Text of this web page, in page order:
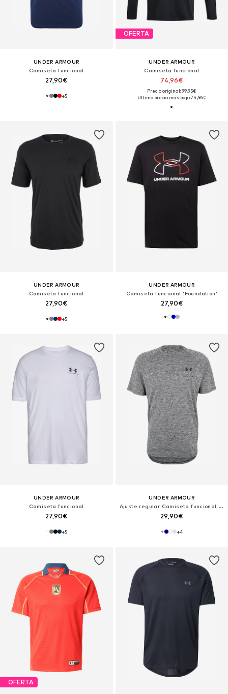
UNDER ARMOUR
Camiseta funcional
27,90€
+5
OFERTA
UNDER ARMOUR
Camiseta funcional
74,96€
Precio original: 99,95€
Último precio más bajo:74,96€
UNDER ARMOUR
Camiseta funcional
27,90€
+5
UNDER ARMOUR
Camiseta funcional 'Foundation'
27,90€
UNDER ARMOUR
Camiseta funcional
27,90€
+5
UNDER ARMOUR
Ajuste regular Camiseta funcional 'Tech 2.0'
29,90€
+4
OFERTA